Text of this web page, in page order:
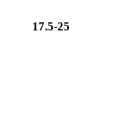
17.5-25